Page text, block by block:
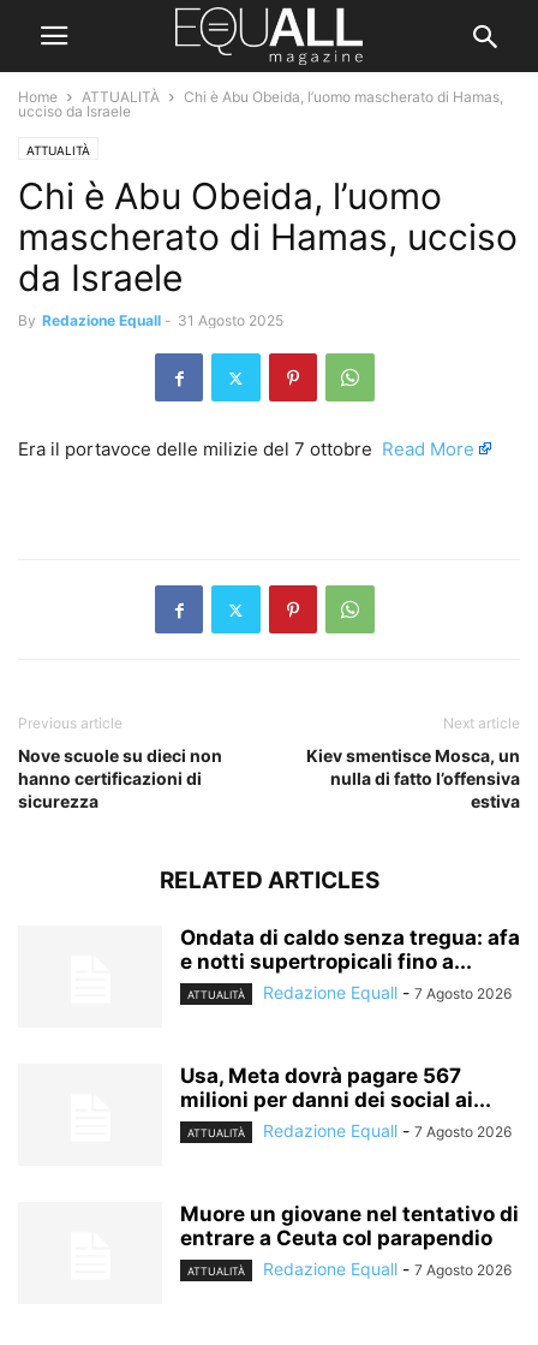
Home ATTUALITÀ
Chi è Abu Obeida, l’uomo mascherato di Hamas,
ucciso da Israele
ATTUALITÀ
Chi è Abu Obeida, l’uomo
mascherato di Hamas, ucciso
da Israele
By Redazione Equall - 31 Agosto 2025
Era il portavoce delle milizie del 7 ottobre ​ Read More
Previous article
Nove scuole su dieci non
hanno certificazioni di
sicurezza
Next article
Kiev smentisce Mosca, un
nulla di fatto l’offensiva
estiva
RELATED ARTICLES
Ondata di caldo senza tregua: afa
e notti supertropicali fino a...
ATTUALITÀ Redazione Equall - 7 Agosto 2026
Usa, Meta dovrà pagare 567
milioni per danni dei social ai...
ATTUALITÀ Redazione Equall - 7 Agosto 2026
Muore un giovane nel tentativo di
entrare a Ceuta col parapendio
ATTUALITÀ Redazione Equall - 7 Agosto 2026